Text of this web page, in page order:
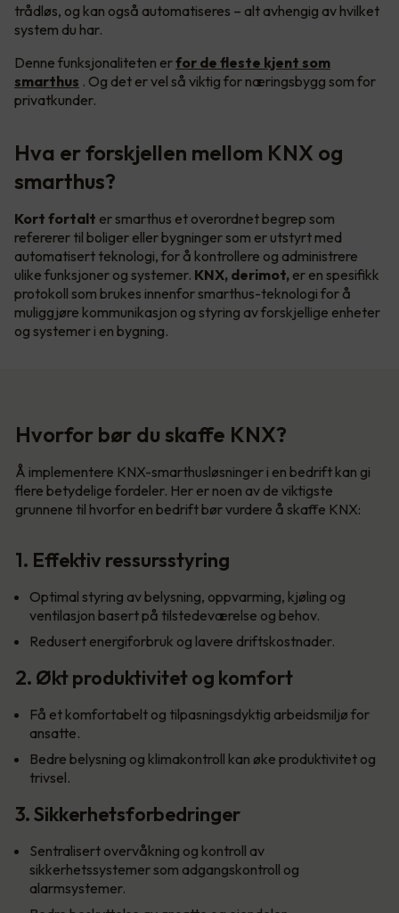
trådløs, og kan også automatiseres – alt avhengig av hvilket
system du har.
Denne funksjonaliteten erfor de fleste kjent som
smarthus . Og det er vel så viktig for næringsbygg som for
privatkunder.
Hva er forskjellen mellom KNX og
smarthus?
Kort fortalt er smarthus et overordnet begrep som
refererer til boliger eller bygninger som er utstyrt med
automatisert teknologi, for å kontrollere og administrere
ulike funksjoner og systemer. KNX, derimot, er en spesifikk
protokoll som brukes innenfor smarthus-teknologi for å
muliggjøre kommunikasjon og styring av forskjellige enheter
og systemer i en bygning.
Hvorfor bør du skaffe KNX?
Å implementere KNX-smarthusløsninger i en bedrift kan gi
flere betydelige fordeler. Her er noen av de viktigste
grunnene til hvorfor en bedrift bør vurdere å skaffe KNX:
1. Effektiv ressursstyring
Optimal styring av belysning, oppvarming, kjøling og
ventilasjon basert på tilstedeværelse og behov.
Redusert energiforbruk og lavere driftskostnader.
2. Økt produktivitet og komfort
Få et komfortabelt og tilpasningsdyktig arbeidsmiljø for
ansatte.
Bedre belysning og klimakontroll kan øke produktivitet og
trivsel.
3. Sikkerhetsforbedringer
Sentralisert overvåkning og kontroll av
sikkerhetssystemer som adgangskontroll og
alarmsystemer.